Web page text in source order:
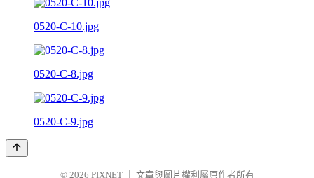
0520-C-10.jpg
0520-C-8.jpg
0520-C-9.jpg
© 2026 PIXNET 文章與圖片權利屬原作者所有